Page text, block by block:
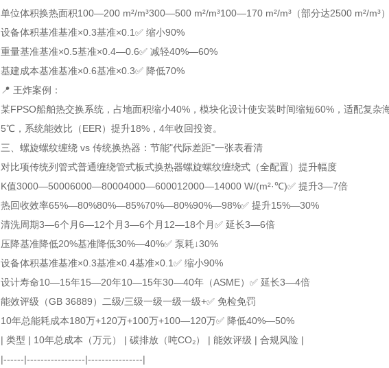
单位体积换热面积100—200 m²/m³300—500 m²/m³100—170 m²/m³（部分达2500 m²/m³）
设备体积基准基准×0.3基准×0.1✅ 缩小90%
重量基准基准×0.5基准×0.4—0.6✅ 减轻40%—60%
基建成本基准基准×0.6基准×0.3✅ 降低70%
📍 王炸案例：
某FPSO船舶热交换系统，占地面积缩小40%，模块化设计使安装时间缩短60%，适配复
5℃，系统能效比（EER）提升18%，4年收回投资。
三、螺旋螺纹缠绕 vs 传统换热器：节能"代际差距"一张表看清
对比项传统列管式普通缠绕管式板式换热器螺旋螺纹缠绕式（全配置） 提升幅度
K值3000—50006000—80004000—600012000—14000 W/(m²·℃)✅ 提升3—7倍
热回收效率65%—80%80%—85%70%—80%90%—98%✅ 提升15%—30%
清洗周期3—6个月6—12个月3—6个月 12—18个月✅ 延长3—6倍
压降基准降低20%基准降低30%—40%✅ 泵耗↓30%
设备体积基准基准×0.3基准×0.4基准×0.1✅ 缩小90%
设计寿命10—15年15—20年10—15年30—40年（ASME） ✅ 延长3—4倍
能效评级（GB 36889）
二级/三级一级一级一级+✅ 免检免罚
10年总能耗成本180万+120万+100万+100—120万✅ 降低40%—50%
| 类型 | 10年总成本（万元） | 碳排放（吨CO₂） | 能效评级 | 合规风险 |
|------|-----------------|----------------|